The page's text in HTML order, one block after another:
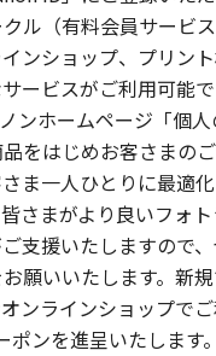
ル（有料会員サービス
ンショップ、プリン
ービスがご利用可能
ンホームページ「個
をはじめお客さまの
ま一人ひとりに最適
さまがより良いフォ
支援いたしますので
願いいたします。新
ンラインショップで
ンを進呈いたします。